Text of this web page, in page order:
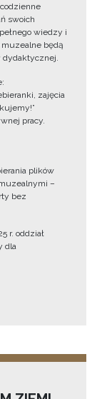
swoich
wiedzy i
będą
dydaktycznej.
zajęcia
pracy.
plików
–
bez
r. oddział
dla